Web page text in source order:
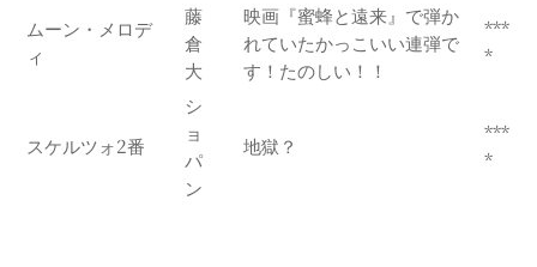
ムーン・メロデ
ィ
藤
倉
大
映画『蜜蜂と遠来』で弾か
れていたかっこいい連弾で
す！たのしい！！
***
*
スケルツォ2番
シ
ョ
パ
ン
地獄？
***
*